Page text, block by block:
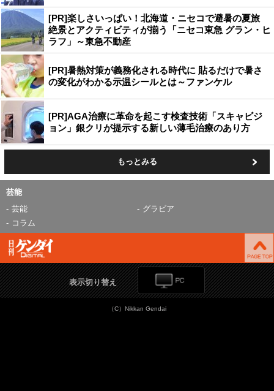
[PR]楽しさいっぱい！北海道・ニセコで避暑の夏旅
絶景とアクティビティが揃う「ニセコ東急 グラン・ヒ
ラフ」～東急不動産
[PR]暑熱対策が義務化される時代に 貼るだけで暑さ
の変化がわかる示温シールとは～ファンケル
[PR]AGA治療に革命を起こす検査技術「スキャビジ
ョン」銀クリが提示する新しい薄毛治療のあり方
もっとみる
芸能
芸能
グラビア
コラム
表示切り替え
（C）Nikkan Gendai